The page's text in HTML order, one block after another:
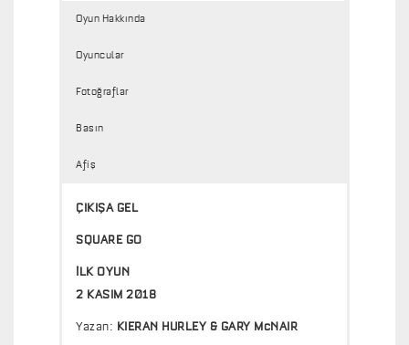
Oyun Hakkında
Oyuncular
Fotoğraflar
Basın
Afiş
ÇIKIŞA GEL
SQUARE GO
İLK OYUN
2 KASIM 2018
Yazan: KIERAN HURLEY & GARY McNAIR